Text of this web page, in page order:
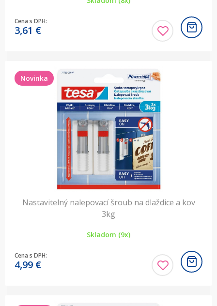
Cena s DPH:
3,61 €
Novinka
Nastavitelný nalepovací šroub na dlaždice a kov
3kg
Skladom (9x)
Cena s DPH:
4,99 €